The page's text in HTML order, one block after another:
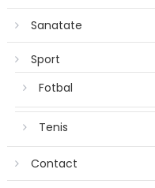
Sanatate
Sport
Fotbal
Tenis
Contact